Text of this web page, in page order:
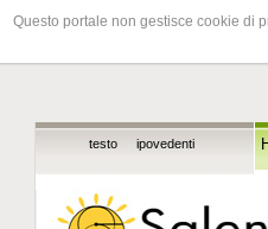
Questo portale non gestisce cookie di
testo ipovedenti